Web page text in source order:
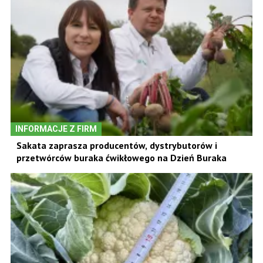
INFORMACJE Z FIRM
Sakata zaprasza producentów, dystrybutorów i
przetwórców buraka ćwikłowego na Dzień Buraka